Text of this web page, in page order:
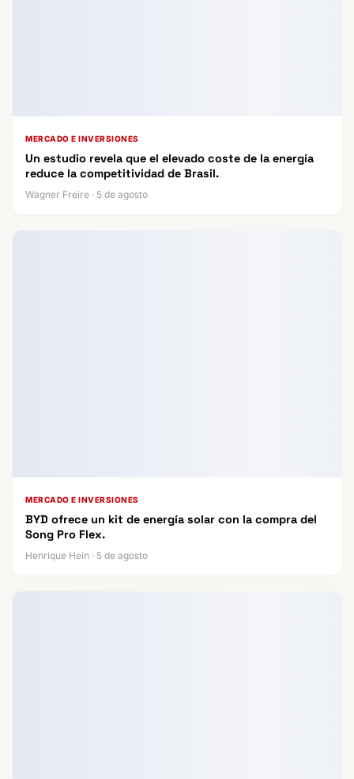
MERCADO E INVERSIONES
Un estudio revela que el elevado coste de la energía
reduce la competitividad de Brasil.
Wagner Freire · 5 de agosto
MERCADO E INVERSIONES
BYD ofrece un kit de energía solar con la compra del
Song Pro Flex.
Henrique Hein · 5 de agosto